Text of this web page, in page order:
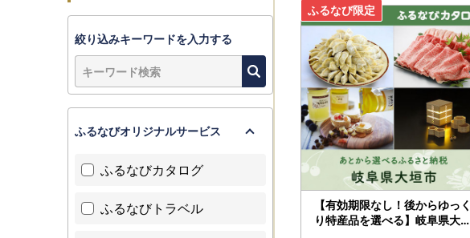
【有効期限なし！後からゆっく
り特産品を選べる】岐阜県大垣
絞り込みキーワードを入力する
ふるなびオリジナルサービス
ふるなびカタログ
ふるなびトラベル